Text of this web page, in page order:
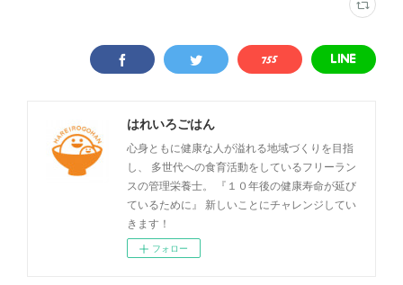
はれいろごはん
心身ともに健康な人が溢れる地域づくりを目指
し、 多世代への食育活動をしているフリーラン
スの管理栄養士。 『１０年後の健康寿命が延び
ているために』 新しいことにチャレンジしてい
きます！
フォロー